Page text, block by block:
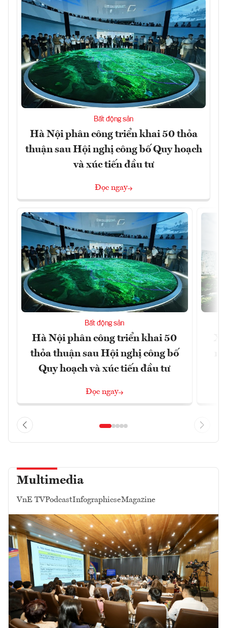
Bất động sản
Hà Nội phân công triển khai 50 thỏa
thuận sau Hội nghị công bố Quy hoạch
và xúc tiến đầu tư
Đọc ngay
Bất động sản
Hà Nội phân công triển khai 50
thỏa thuận sau Hội nghị công bố
Quy hoạch và xúc tiến đầu tư
Đọc ngay
Multimedia
VnE TVPodcastInfographicseMagazine